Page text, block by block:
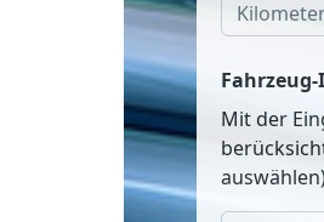
Mit der